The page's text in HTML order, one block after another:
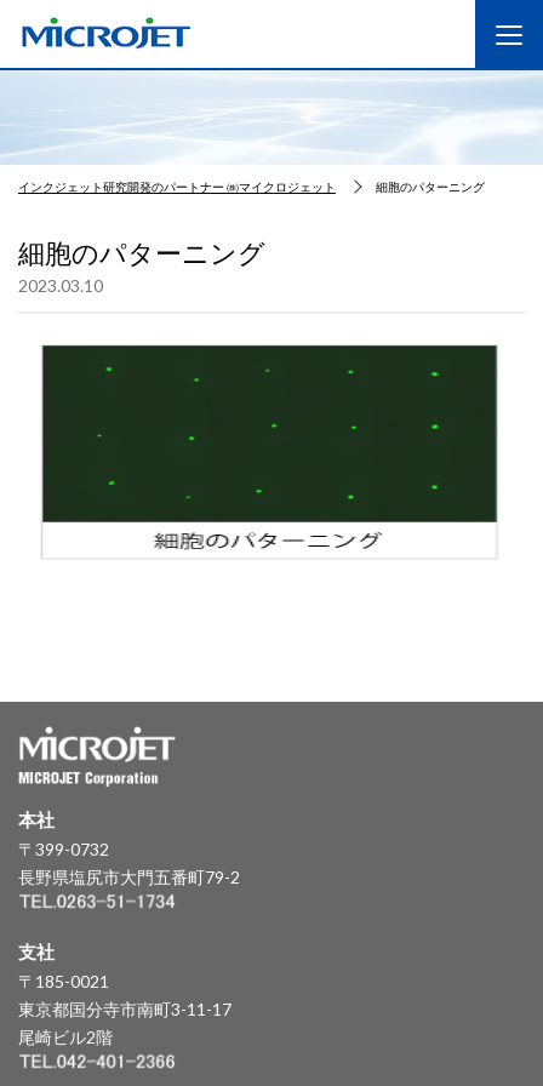
インクジェット研究開発のパートナー ㈱マイクロジェット 細胞のパターニング
細胞のパターニング
2023.03.10
本社
〒399-0732
長野県塩尻市大門五番町79-2
支社
〒185-0021
東京都国分寺市南町3-11-17
尾崎ビル2階